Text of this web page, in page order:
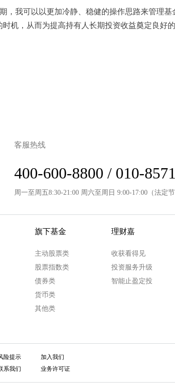
我可以以更加冷静、稳健的操作思路来管理基
机，从而为提高持有人长期投资收益奠定良好的
客服热线
400-600-8800 / 010-
周一至周五8:30-21:00 周六至周日 9:00-17:00（法定节
旗下基金
主动股票类
股票指数类
债券类
货币类
其他类
理财嘉
收获看得见
投资服务升级
智能止盈定投
险提示
系我们
加入我们
业务许可证